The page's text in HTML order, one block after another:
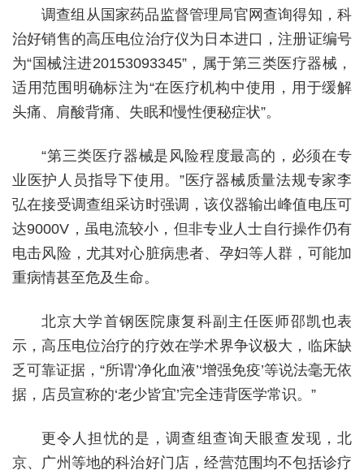
调查组从国家药品监督管理局官网查询得知，科
治好销售的高压电位治疗仪为日本进口，注册证编号
为“国械注进20153093345”，属于第三类医疗器械，
适用范围明确标注为“在医疗机构中使用，用于缓解
头痛、肩酸背痛、失眠和慢性便秘症状”。
“第三类医疗器械是风险程度最高的，必须在专
业医护人员指导下使用。”医疗器械质量法规专家李
弘在接受调查组采访时强调，该仪器输出峰值电压可
达9000V，虽电流较小，但非专业人士自行操作仍有
电击风险，尤其对心脏病患者、孕妇等人群，可能加
重病情甚至危及生命。
北京大学首钢医院康复科副主任医师邵凯也表
示，高压电位治疗的疗效在学术界争议极大，临床缺
乏可靠证据，“所谓‘净化血液’‘增强免疫’等说法毫无依
据，店员宣称的‘老少皆宜’完全违背医学常识。”
更令人担忧的是，调查组查询天眼查发现，北
京、广州等地的科治好门店，经营范围均不包括诊疗